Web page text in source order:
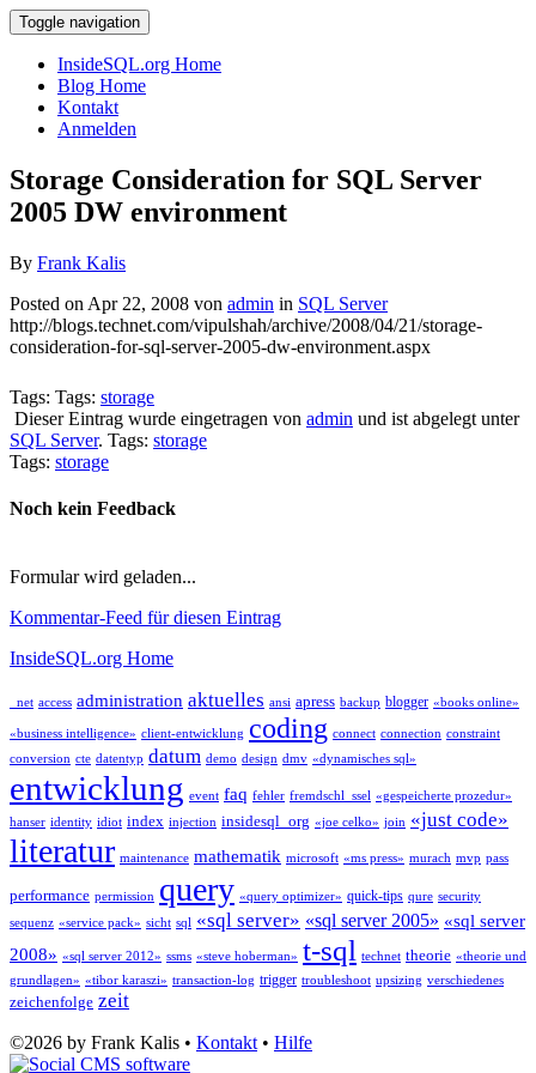
Toggle navigation
InsideSQL.org Home
Blog Home
Kontakt
Anmelden
Storage Consideration for SQL Server
2005 DW environment
By Frank Kalis
Posted on Apr 22, 2008 von admin in SQL Server
http://blogs.technet.com/vipulshah/archive/2008/04/21/storage-
consideration-for-sql-server-2005-dw-environment.aspx
Tags: Tags: storage
Dieser Eintrag wurde eingetragen von admin und ist abgelegt unter
SQL Server. Tags: storage
Tags: storage
Noch kein Feedback
Formular wird geladen...
Kommentar-Feed für diesen Eintrag
InsideSQL.org Home
_net access administration aktuelles ansi apress backup blogger «books online»
«business intelligence» client-entwicklung coding connect connection constraint
conversion cte datentyp datum demo design dmv «dynamisches sql»
entwicklung event faq fehler fremdschl_ssel «gespeicherte prozedur»
hanser identity idiot index injection insidesql_org «joe celko» join «just code»
literatur maintenance mathematik microsoft «ms press» murach mvp pass
performance permission query «query optimizer» quick-tips qure security
sequenz «service pack» sicht sql «sql server» «sql server 2005» «sql server
2008» «sql server 2012» ssms «steve hoberman» t-sql technet theorie «theorie und
grundlagen» «tibor karaszi» transaction-log trigger troubleshoot upsizing verschiedenes
zeichenfolge zeit
©2026 by Frank Kalis • Kontakt • Hilfe